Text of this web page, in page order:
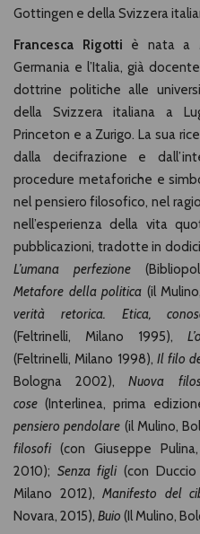
Gottingen e della Svizzera
Francesca Rigotti è nata a
Germania e l’Italia, già
dottrine politiche alle
della Svizzera italiana a
Princeton e a Zurigo. La sua
dalla decifrazione e
procedure metaforiche e
nel pensiero filosofico, nel
nell’esperienza della vita
pubblicazioni, tradotte in
L’umana perfezione
Metafore della politica (il
verità retorica. Etica,
(Feltrinelli, Milano 1995),
(Feltrinelli, Milano 1998), Il filo
Bologna 2002),Nuova
cose (Interlinea, prima
pensiero pendolare (il Mulino,
filosofi(con Giuseppe
2010); Senza figli(con Duccio
Milano 2012), Manifesto del
Novara, 2015), Buio (Il Mulino,